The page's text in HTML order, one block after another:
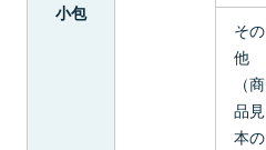
小包
その
他
（商
品見
本の